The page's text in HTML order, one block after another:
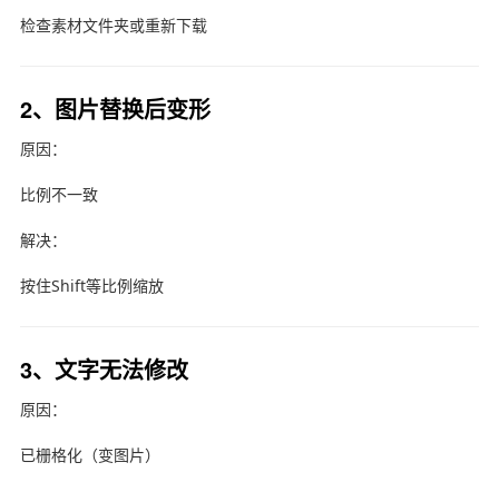
检查素材文件夹或重新下载
2、图片替换后变形
原因：
比例不一致
解决：
按住Shift等比例缩放
3、文字无法修改
原因：
已栅格化（变图片）